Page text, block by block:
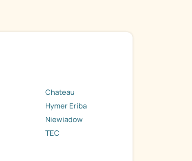
Chateau
Hymer Eriba
Niewiadow
TEC